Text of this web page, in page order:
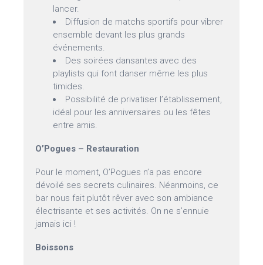
lancer.
Diffusion de matchs sportifs pour vibrer
ensemble devant les plus grands
événements.
Des soirées dansantes avec des
playlists qui font danser même les plus
timides.
Possibilité de privatiser l’établissement,
idéal pour les anniversaires ou les fêtes
entre amis.
O’Pogues – Restauration
Pour le moment, O’Pogues n’a pas encore
dévoilé ses secrets culinaires. Néanmoins, ce
bar nous fait plutôt rêver avec son ambiance
électrisante et ses activités. On ne s’ennuie
jamais ici !
Boissons